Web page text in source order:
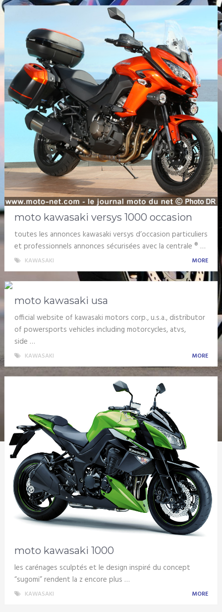
moto kawasaki versys 1000 occasion
toutes les annonces kawasaki versys d’occasion particuliers
et professionnels annonces sécurisées avec la centrale ® …
KAWASAKI MORE
moto kawasaki usa
official website of kawasaki motors corp., u.s.a., distributor
of powersports vehicles including motorcycles, atvs,
side …
KAWASAKI MORE
moto kawasaki 1000
les carénages sculptés et le design inspiré du concept
“sugomi” rendent la z encore plus …
KAWASAKI MORE